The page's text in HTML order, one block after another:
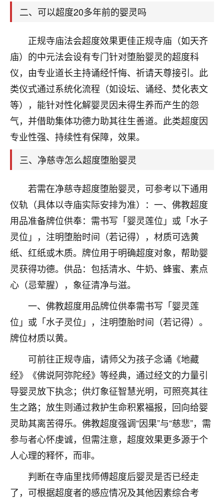
二、可以超度20多年前的婴灵吗
正规寺庙法会超度效果更佳正规寺庙（如天齐
庙）的中元法会设有专门针对堕胎婴灵的超度科
仪，由专业道长主持诵经忏悔、祈请天尊接引。此
类仪式通过系统化流程（如设坛、诵经、焚化表文
等），能针对性化解婴灵因未得生养而产生的怨
气，并借助集体功德力助其往生善道。此类超度因
专业性强、持续性有保障，效果。
三、净慈寺怎么超度堕胎婴灵
若需在净慈寺超度堕胎婴灵，可参考以下通用
仪轨（具体以寺庙实际安排为准）：一、佛教超度
用品准备牌位供奉：需书写「婴灵莲位」或「水子
灵位」，注明堕胎时间（若记得），材质可选黄
纸、红纸或木质。牌位用于明确超度对象，帮助婴
灵获得功德。供品：包括清水、牛奶、蜂蜜、素点
心（忌荤腥），象征清净与滋。
一、佛教超度用品牌位供奉需书写「婴灵莲
位」或「水子灵位」，注明堕胎时间（若记得）。
牌位材质以黄。
可前往正规寺庙，请师父为孩子念诵《地藏
经》《佛说阿弥陀经》等经典，通过经文的力量引
导婴灵放下执念；供灯象征智慧光明，可照亮其往
生之路；放生则通过救护生命积累福报，回向给婴
灵助其离苦得乐。佛教超度强调“因果”与“慈悲”，需
参与者心怀虔诚，但需注意，超度效果更多源于个
人心理的释怀，而非。
判断在寺庙里找师傅超度后婴灵是否已经走
了，可根据超度者的感应情况及其他因素综合考
心若莲花
我是做餐饮的，这两年，生意屡屡受挫，店开一家关
一家，要么生意不好，生意好的就出事。前些年攒的
家底快败光了，真是倒霉！我也想找人看看到底怎么
回事？
鹿森：你可以找老师看看，人有时不服命不行
啊！
太阳当空赵：我也做餐饮的，生意不算大，但
是我从找店开始都是找慧来老师跟进的，选
址、风水、还有开业日子，哪哪都看了，虽然
刚找老师做了补财库，希望财运更好一点！
2小时前 来自海南
梦醒时分
我女儿高二叛逆，大半年不上学，一说她就要死要活
的，把我们两口子愁的不行，朋友给我推荐的慧来老
师，一开始我是病急乱投医，这半年来，法事一个个
做完，我女儿跟变了个人一样，不期望她能考多好的
大学，只要能安安稳稳的把书读了，身体心理都健健
康康的我就很知足了！
鹿森：可怜天下父母心啊！
3小时前 来自河北 16
付深
我是公司人事调整，有升迁机会，但同时竞争的我们
三个，找老师的时候是抱着侥幸心理，没想到老师看
着我晋升有望，我半信半疑的按照老师建议，做了化
太岁还有一个发钱粮，本来年前的人事调整，拖到年
后，我以为都没戏了，结果开年一上班，开会提拔升
职第一个就是我，职务无所谓，主要是底薪加了
3000，非常开心，无论如何，感恩感谢！🙏🏻
鹿森：恭喜升职加薪！！，请客吗？�